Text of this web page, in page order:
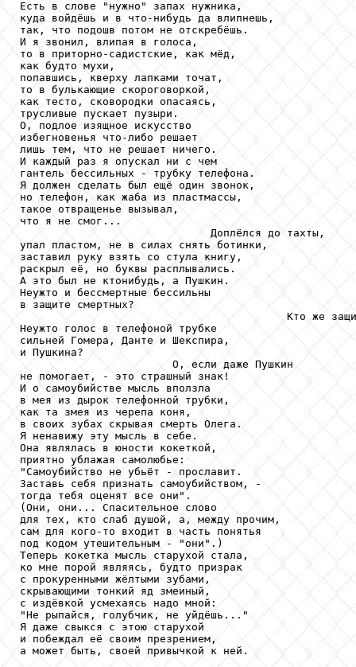
Есть в слове "нужно" запах нужника,
куда войдёшь и в что-нибудь да влипнешь,
так, что подошв потом не отскребёшь.
И я звонил, влипая в голоса,
то в приторно-садистские, как мёд,
как будто мухи,
попавшись, кверху лапками точат,
то в булькающие скороговоркой,
как тесто, сковородки опасаясь,
трусливые пускает пузыри.
О, подлое изящное искусство
избегновенья что-либо решает
лишь тем, что не решает ничего.
И каждый раз я опускал ни с чем
гантель бессильных - трубку телефона.
Я должен сделать был ещё один звонок,
но телефон, как жаба из пластмассы,
такое отвращенье вызывал,
что я не смог...
                              Доплёлся до тахты,
упал пластом, не в силах снять ботинки,
заставил руку взять со стула книгу,
раскрыл её, но буквы расплывались.
А это был не ктонибудь, а Пушкин.
Неужто и бессмертные бессильны
в защите смертных?
Кто же
Неужто голос в телефоной трубке
сильней Гомера, Данте и Шекспира,
и Пушкина?
                        О, если даже Пушкин
не помогает, - это страшный знак!
И о самоубийстве мысль вползла
в мея из дырок телефонной трубки,
как та змея из черепа коня,
в своих зубах скрывая смерть Олега.
Я ненавижу эту мысль в себе.
Она являлась в юности кокеткой,
приятно ублажая самолюбье:
"Самоубийство не убьёт - прославит.
Заставь себя признать самоубийством, -
тогда тебя оценят все они".
(Они, они... Спасительное слово
для тех, кто слаб душой, а, между прочим,
сам для кого-то входит в часть понятья
под кодом утешительным - "они".)
Теперь кокетка мысль старухой стала,
ко мне порой являясь, будто призрак
с прокуренными жёлтыми зубами,
скрывающими тонкий яд змеиный,
с издёвкой усмехаясь надо мной:
"Не рыпайся, голубчик, не уйдёшь..."
Я даже свыкся с этою старухой
и побеждал её своим презрением,
а может быть, своей привычкой к ней.